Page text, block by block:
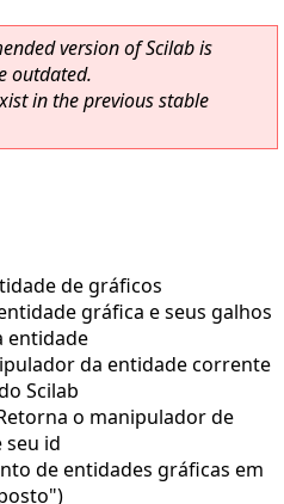
version of Scilab is
outdated.
in the previous stable
de gráficos
gráfica e seus galhos
entidade
da entidade corrente
Scilab
o manipulador de
id
de entidades gráficas em